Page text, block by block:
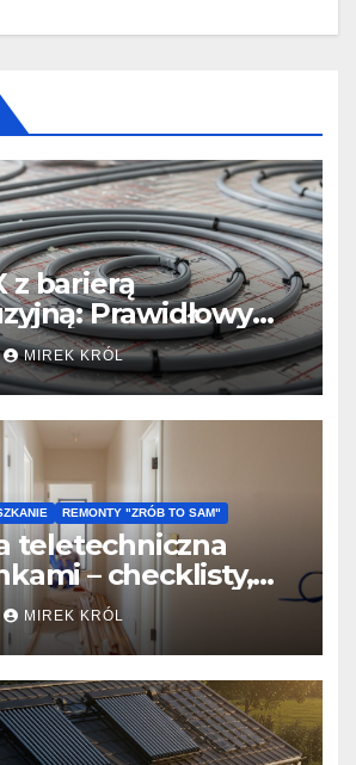
z barierą
Prawidłowy
instalacji
podłogowego.
MIREK KRÓL
REMONTY "ZRÓB TO SAM"
teletechniczna
– checklisty,
sieci
MIREK KRÓL